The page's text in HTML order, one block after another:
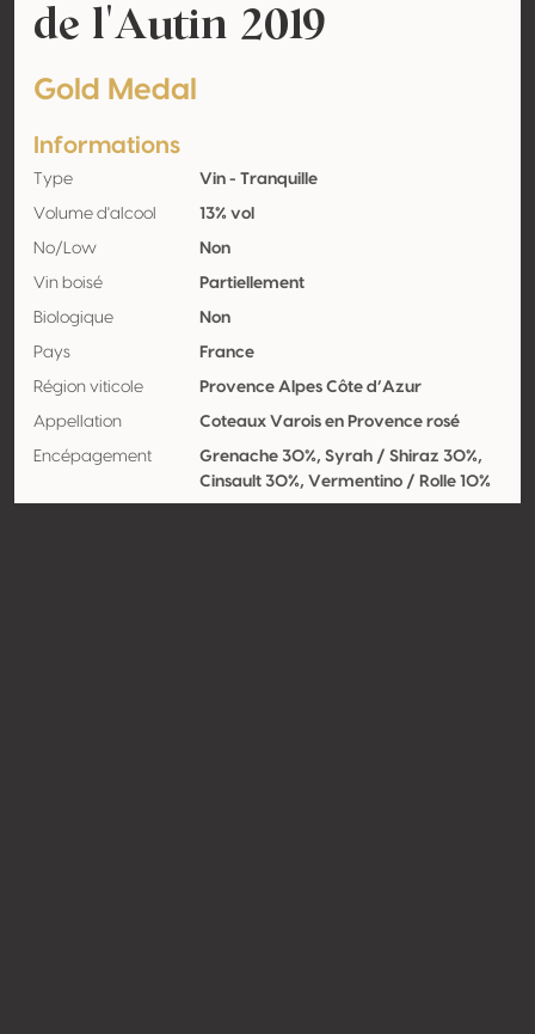
de l'Autin 2019
Gold Medal
Informations
Type Vin - Tranquille
Volume d'alcool 13% vol
No/Low Non
Vin boisé Partiellement
Biologique Non
Pays France
Région viticole Provence Alpes Côte d’Azur
Appellation Coteaux Varois en Provence rosé
Encépagement
Grenache 30%, Syrah / Shiraz 30%,
Cinsault 30%, Vermentino / Rolle 10%